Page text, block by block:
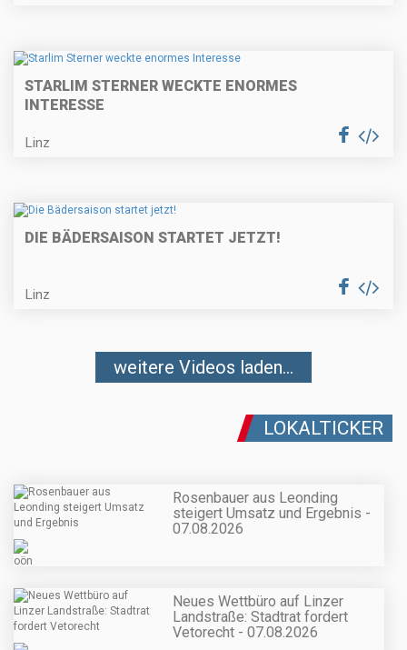
STARLIM STERNER WECKTE ENORMES
INTERESSE
Linz
DIE BÄDERSAISON STARTET JETZT!
Linz
weitere Videos laden...
LOKALTICKER
Rosenbauer aus Leonding
steigert Umsatz und Ergebnis -
07.08.2026
Neues Wettbüro auf Linzer
Landstraße: Stadtrat fordert
Vetorecht - 07.08.2026